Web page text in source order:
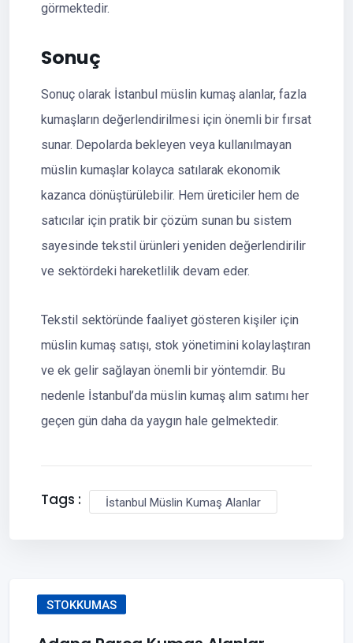
görmektedir.
Sonuç
Sonuç olarak İstanbul müslin kumaş alanlar, fazla
kumaşların değerlendirilmesi için önemli bir fırsat
sunar. Depolarda bekleyen veya kullanılmayan
müslin kumaşlar kolayca satılarak ekonomik
kazanca dönüştürülebilir. Hem üreticiler hem de
satıcılar için pratik bir çözüm sunan bu sistem
sayesinde tekstil ürünleri yeniden değerlendirilir
ve sektördeki hareketlilik devam eder.
Tekstil sektöründe faaliyet gösteren kişiler için
müslin kumaş satışı, stok yönetimini kolaylaştıran
ve ek gelir sağlayan önemli bir yöntemdir. Bu
nedenle İstanbul’da müslin kumaş alım satımı her
geçen gün daha da yaygın hale gelmektedir.
Tags : İstanbul Müslin Kumaş Alanlar
STOKKUMAS